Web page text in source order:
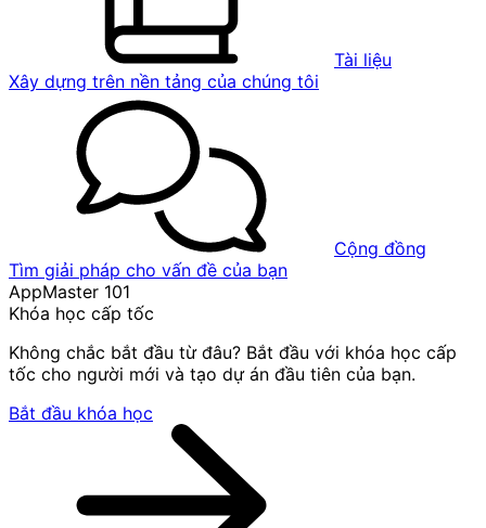
Tài liệu
Xây dựng trên nền tảng của chúng tôi
Cộng đồng
Tìm giải pháp cho vấn đề của bạn
AppMaster 101
Khóa học cấp tốc
Không chắc bắt đầu từ đâu? Bắt đầu với khóa học cấp
tốc cho người mới và tạo dự án đầu tiên của bạn.
Bắt đầu khóa học